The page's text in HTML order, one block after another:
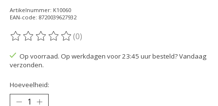
Artikelnummer: K10060
EAN-code: 8720039627932
De beoordeling van dit product is
(0)
Op voorraad. Op werkdagen voor 23:45 uur besteld? Vandaag
verzonden.
Hoeveelheid: